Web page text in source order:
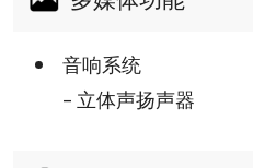
音响系统
- 立体声扬声器